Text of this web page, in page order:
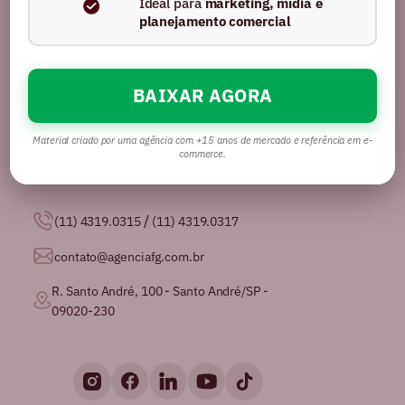
Somos uma agência com mais de 16 anos no
melhores agências de publicidade para se
trabalhar no Brasil.
(11) 4319.0315 / (11) 4319.0317
contato@agenciafg.com.br
R. Santo André, 100 - Santo André/SP -
09020-230
planejamento comercial
BAIXAR AGORA
Material criado por uma agência com +15 anos de mercado e referência em e-
commerce.